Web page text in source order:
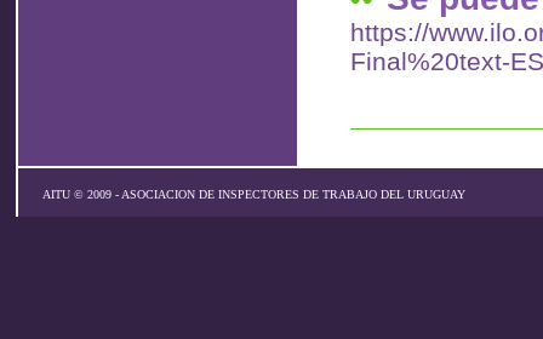
https://
Final%20text-
AITU © 2009 - ASOCIACION DE INSPECTORES DE TRABAJO DEL URUGUAY